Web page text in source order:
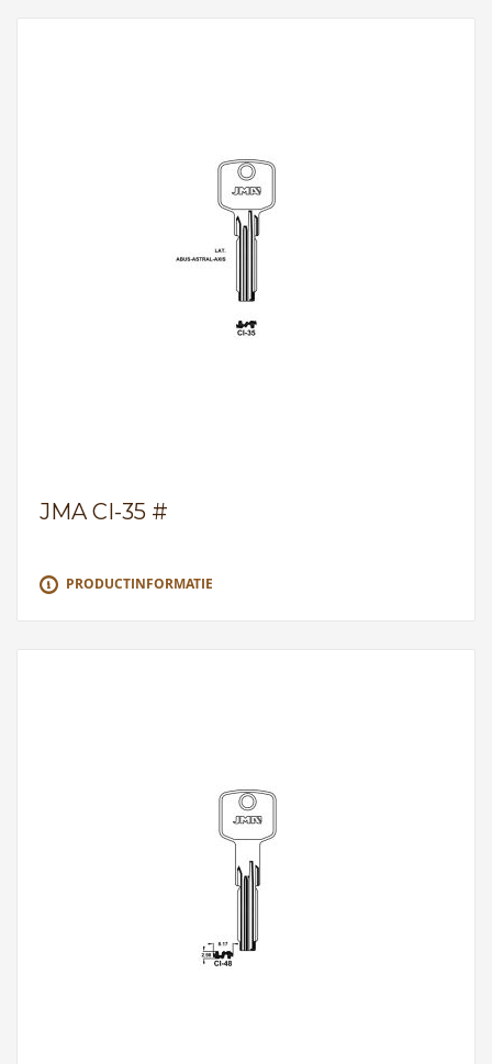
JMA CI-35 #
PRODUCTINFORMATIE